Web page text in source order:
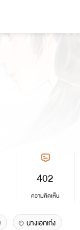
402
ความคิดเห็น
นางเอกเก่ง